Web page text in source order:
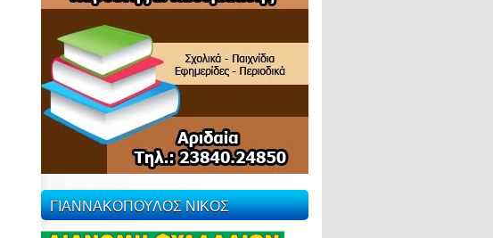
ΓΙΑΝΝΑΚΟΠΟΥΛΟΣ ΝΙΚΟΣ